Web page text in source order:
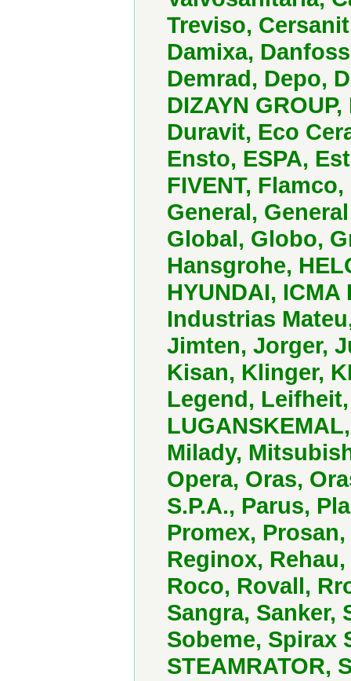
Treviso,
Damixa,
Demrad, Depo,
DIZAYN
Duravit, Eco
Ensto, ESPA,
FIVENT,
General,
Global, Globo,
Hansgrohe,
HYUNDAI,
Industrias
Jimten, Jorger,
Kisan, Klinger,
Legend,
Milady,
Opera, Oras,
S.P.A., Parus,
Promex,
Reginox,
Roco, Rovall,
Sangra, Sanker,
Sobeme, Spirax
STEAMRATOR,